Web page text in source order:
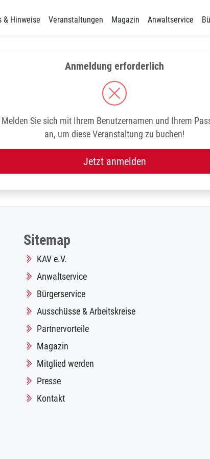
& Hinweise Veranstaltungen Magazin Anwaltservice
Anmeldung erforderlich
Melden Sie sich mit Ihrem Benutzernamen und Ihrem
an, um diese Veranstaltung zu buchen!
Jetzt anmelden
Sitemap
KAV e.V.
Anwaltservice
Bürgerservice
Ausschüsse & Arbeitskreise
Partnervorteile
Magazin
Mitglied werden
Presse
Kontakt